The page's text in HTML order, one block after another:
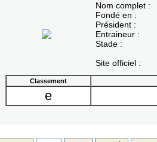
Nom complet :
Fondé en :
Président :
Entraineur :
Stade :
Site officiel :
Classement
e